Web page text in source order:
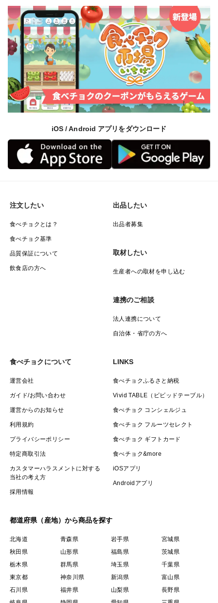
iOS / Android アプリをダウンロード
注文したい
食べチョクとは？
食べチョク基準
品質保証について
飲食店の方へ
出品したい
出品者募集
取材したい
生産者への取材を申し込む
連携のご相談
法人連携について
自治体・省庁の方へ
食べチョクについて
運営会社
ガイド/お問い合わせ
運営からのお知らせ
利用規約
プライバシーポリシー
特定商取引法
カスタマーハラスメントに対する
当社の考え方
採用情報
LINKS
食べチョクふるさと納税
Vivid TABLE（ビビッドテーブル）
食べチョク コンシェルジュ
食べチョク フルーツセレクト
食べチョク ギフトカード
食べチョク&more
iOSアプリ
Androidアプリ
都道府県（産地）から商品を探す
北海道 青森県 岩手県
宮城県
秋田県
山形県 福島県
茨城県
栃木県
群馬県 埼玉県
千葉県
東京都
神奈川県 新潟県
富山県
石川県
福井県 山梨県
長野県